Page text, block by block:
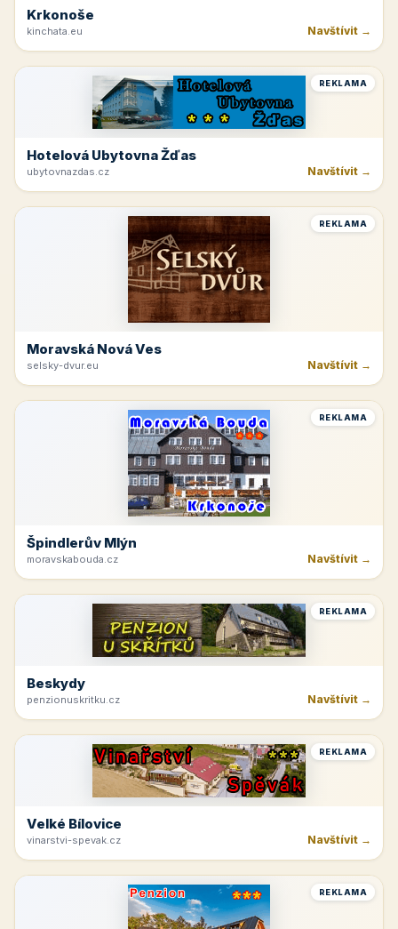
Krkonoše
kinchata.eu Navštívit →
REKLAMA
Hotelová Ubytovna Žďas
ubytovnazdas.cz Navštívit →
REKLAMA
Moravská Nová Ves
selsky-dvur.eu Navštívit →
REKLAMA
Špindlerův Mlýn
moravskabouda.cz Navštívit →
REKLAMA
Beskydy
penzionuskritku.cz Navštívit →
REKLAMA
Velké Bílovice
vinarstvi-spevak.cz Navštívit →
REKLAMA